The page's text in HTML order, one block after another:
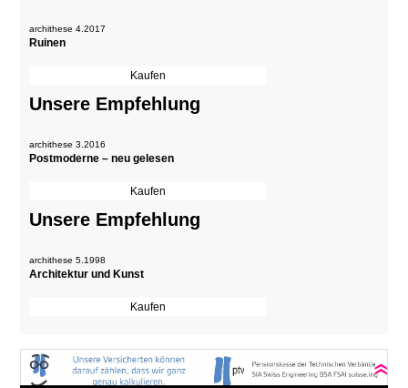
archithese 4.2017
Ruinen
Unsere Empfehlung
archithese 3.2016
Postmoderne – neu gelesen
Unsere Empfehlung
archithese 5.1998
Architektur und Kunst